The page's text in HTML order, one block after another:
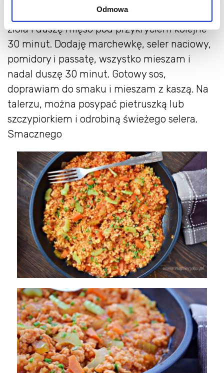
Odmowa
mięso mieszam. Dodaję bulion lub wodę,
zioła i duszę mięso pod przykryciem kolejne
30 minut. Dodaję marchewkę, seler naciowy,
pomidory i passatę, wszystko mieszam i
nadal duszę 30 minut. Gotowy sos,
doprawiam do smaku i mieszam z kaszą. Na
talerzu, można posypać pietruszką lub
szczypiorkiem i odrobiną świeżego selera.
Smacznego